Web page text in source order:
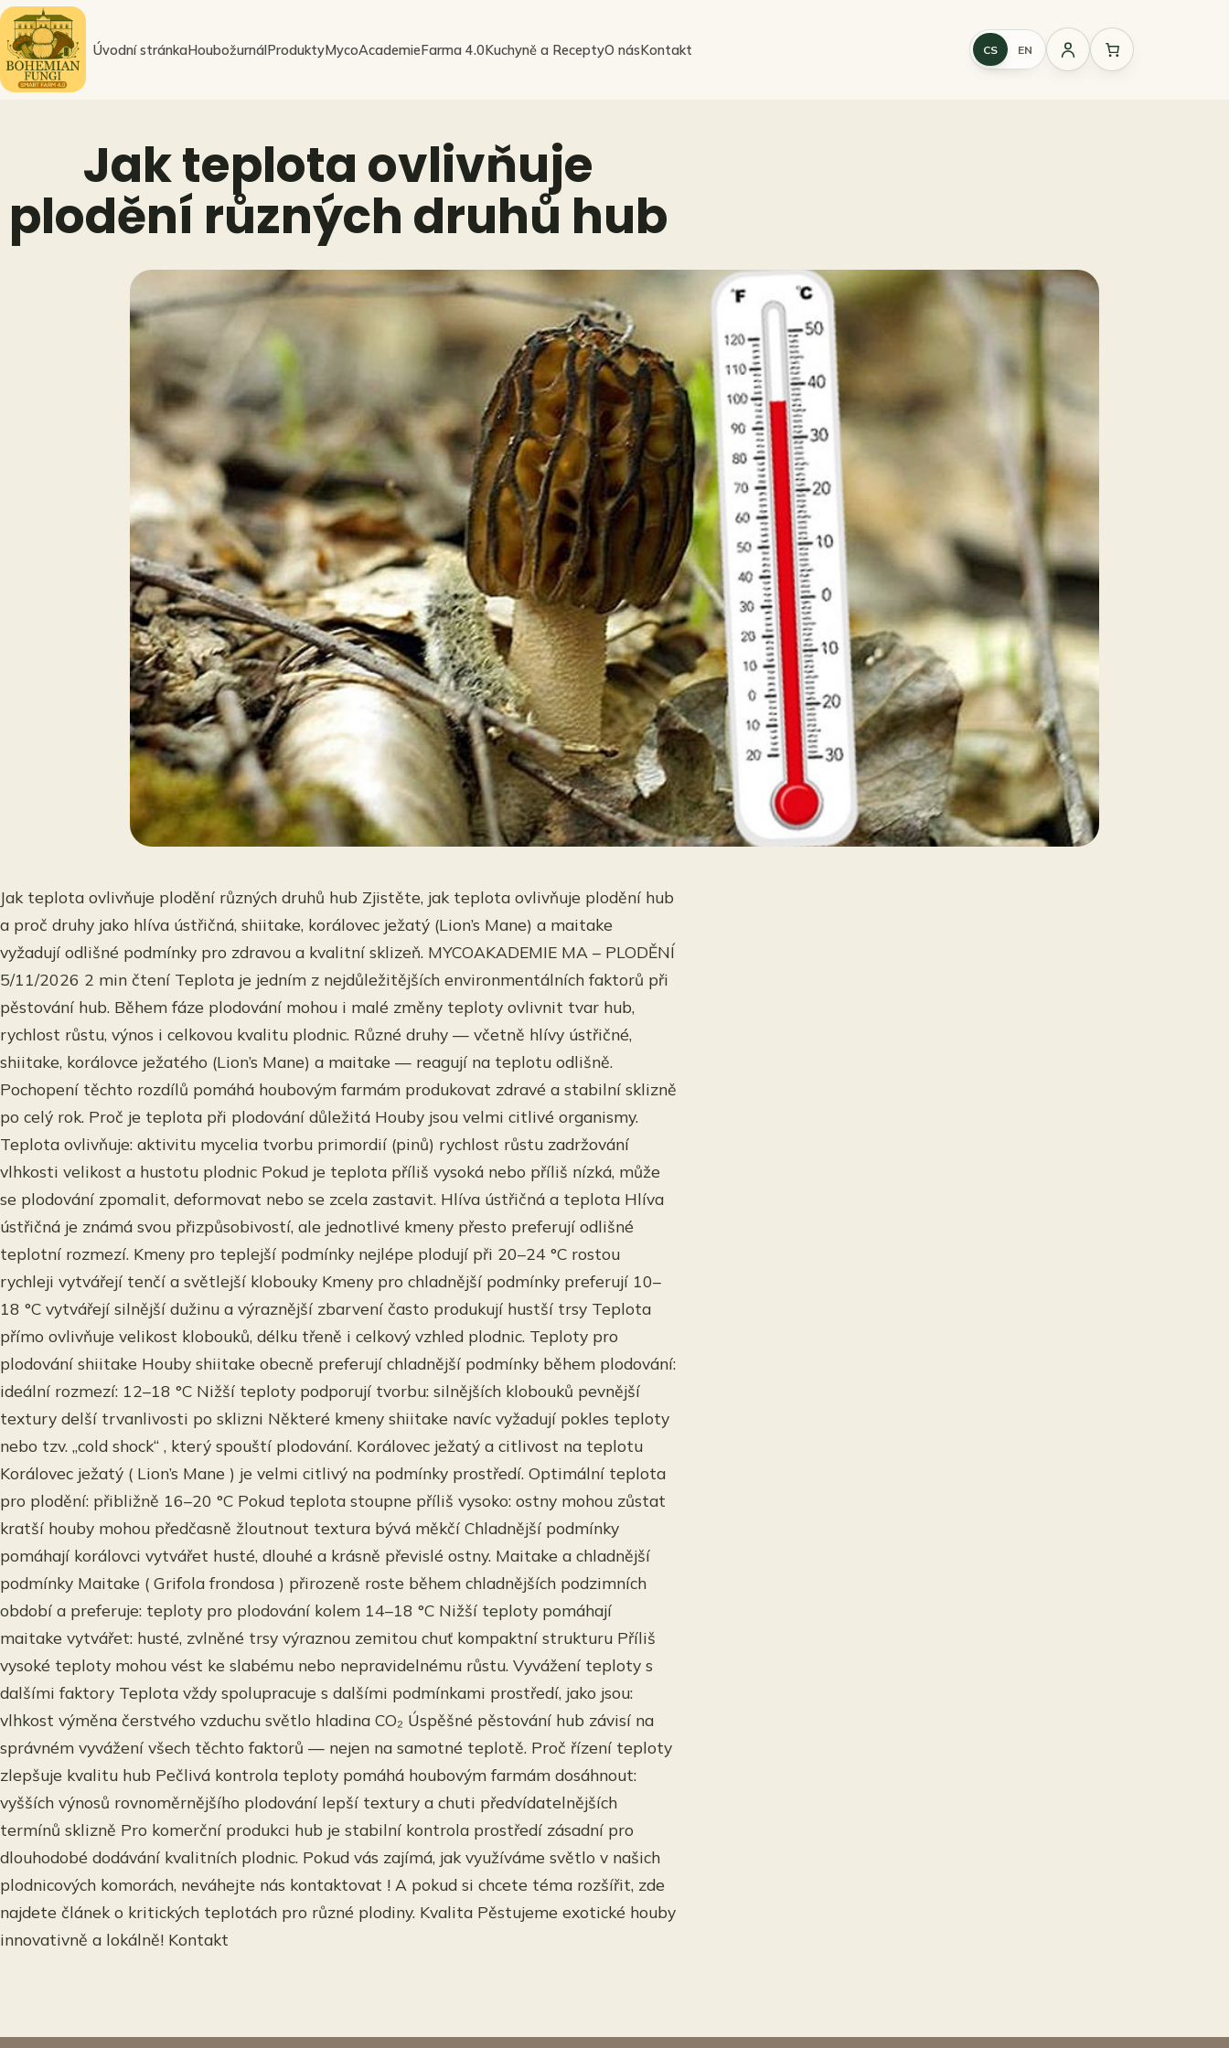
Přeskočit
na
obsah
Úvodní stránkaHoubožurnálProduktyMycoAcademieFarma 4.0Kuchyně a ReceptyO násKontakt CS EN
Přihlášení
Jak teplota ovlivňuje
plodění různých druhů hub
Jak teplota ovlivňuje plodění různých druhů hub Zjistěte, jak teplota ovlivňuje plodění hub
a proč druhy jako hlíva ústřičná, shiitake, korálovec ježatý (Lion’s Mane) a maitake
vyžadují odlišné podmínky pro zdravou a kvalitní sklizeň. MYCOAKADEMIE MA – PLODĚNÍ
5/11/2026 2 min čtení Teplota je jedním z nejdůležitějších environmentálních faktorů při
pěstování hub. Během fáze plodování mohou i malé změny teploty ovlivnit tvar hub,
rychlost růstu, výnos i celkovou kvalitu plodnic. Různé druhy — včetně hlívy ústřičné,
shiitake, korálovce ježatého (Lion’s Mane) a maitake — reagují na teplotu odlišně.
Pochopení těchto rozdílů pomáhá houbovým farmám produkovat zdravé a stabilní sklizně
po celý rok. Proč je teplota při plodování důležitá Houby jsou velmi citlivé organismy.
Teplota ovlivňuje: aktivitu mycelia tvorbu primordií (pinů) rychlost růstu zadržování
vlhkosti velikost a hustotu plodnic Pokud je teplota příliš vysoká nebo příliš nízká, může
se plodování zpomalit, deformovat nebo se zcela zastavit. Hlíva ústřičná a teplota Hlíva
ústřičná je známá svou přizpůsobivostí, ale jednotlivé kmeny přesto preferují odlišné
teplotní rozmezí. Kmeny pro teplejší podmínky nejlépe plodují při 20–24 °C rostou
rychleji vytvářejí tenčí a světlejší klobouky Kmeny pro chladnější podmínky preferují 10–
18 °C vytvářejí silnější dužinu a výraznější zbarvení často produkují hustší trsy Teplota
přímo ovlivňuje velikost klobouků, délku třeně i celkový vzhled plodnic. Teploty pro
plodování shiitake Houby shiitake obecně preferují chladnější podmínky během plodování:
ideální rozmezí: 12–18 °C Nižší teploty podporují tvorbu: silnějších klobouků pevnější
textury delší trvanlivosti po sklizni Některé kmeny shiitake navíc vyžadují pokles teploty
nebo tzv. „cold shock“ , který spouští plodování. Korálovec ježatý a citlivost na teplotu
Korálovec ježatý ( Lion’s Mane ) je velmi citlivý na podmínky prostředí. Optimální teplota
pro plodění: přibližně 16–20 °C Pokud teplota stoupne příliš vysoko: ostny mohou zůstat
kratší houby mohou předčasně žloutnout textura bývá měkčí Chladnější podmínky
pomáhají korálovci vytvářet husté, dlouhé a krásně převislé ostny. Maitake a chladnější
podmínky Maitake ( Grifola frondosa ) přirozeně roste během chladnějších podzimních
období a preferuje: teploty pro plodování kolem 14–18 °C Nižší teploty pomáhají
maitake vytvářet: husté, zvlněné trsy výraznou zemitou chuť kompaktní strukturu Příliš
vysoké teploty mohou vést ke slabému nebo nepravidelnému růstu. Vyvážení teploty s
dalšími faktory Teplota vždy spolupracuje s dalšími podmínkami prostředí, jako jsou:
vlhkost výměna čerstvého vzduchu světlo hladina CO₂ Úspěšné pěstování hub závisí na
správném vyvážení všech těchto faktorů — nejen na samotné teplotě. Proč řízení teploty
zlepšuje kvalitu hub Pečlivá kontrola teploty pomáhá houbovým farmám dosáhnout:
vyšších výnosů rovnoměrnějšího plodování lepší textury a chuti předvídatelnějších
termínů sklizně Pro komerční produkci hub je stabilní kontrola prostředí zásadní pro
dlouhodobé dodávání kvalitních plodnic. Pokud vás zajímá, jak využíváme světlo v našich
plodnicových komorách, neváhejte nás kontaktovat ! A pokud si chcete téma rozšířit, zde
najdete článek o kritických teplotách pro různé plodiny. Kvalita Pěstujeme exotické houby
innovativně a lokálně! Kontakt